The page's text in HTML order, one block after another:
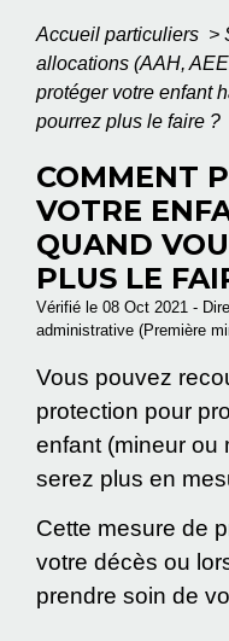
Accueil particuliers >
allocations (AAH,
protéger votre enfant
pourrez plus le faire ?
COMMENT
VOTRE
QUAND
PLUS LE
Vérifié le 08 Oct 2021 -
administrative (Première
Vous pouvez
protection pour
enfant (mineur ou
serez plus en
Cette mesure de
votre décès ou
prendre soin de